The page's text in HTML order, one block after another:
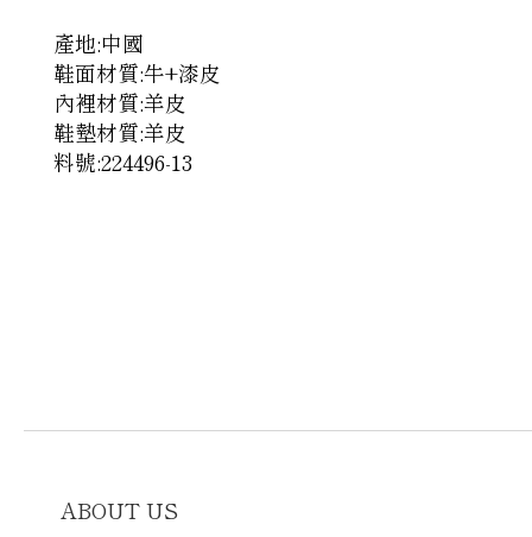
產地:中國
鞋面材質:牛+漆皮
內裡材質:羊皮
鞋墊材質:羊皮
料號:224496-13
ABOUT US